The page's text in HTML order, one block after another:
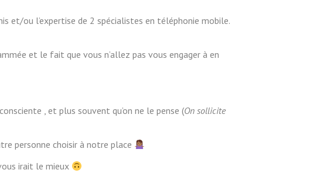
et/ou l’expertise de 2 spécialistes en téléphonie mobile.
et le fait que vous n’allez pas vous engager à en
, et plus souvent qu’on ne le pense (On sollicite
personne choisir à notre place
irait le mieux